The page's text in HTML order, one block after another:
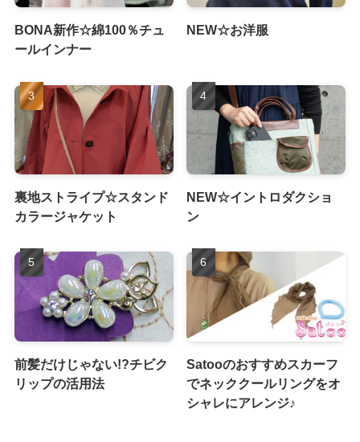
BONA新作☆綿100％チュ
ールインナー
NEW☆お洋服
裏地ストライプ☆スタンド
カラージャケット
NEW☆イントロダクショ
ン
前髪だけじゃない!?チビク
リップの活用法
Satooのおすすめスカーフ
でネッククールリングをオ
シャレにアレンジ♪